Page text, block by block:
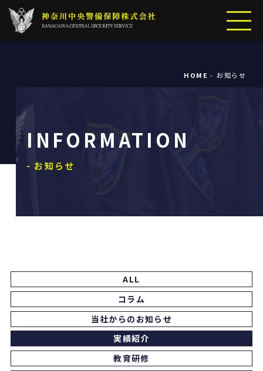
HOME お知らせ
INFORMATION
- お知らせ
ALL
コラム
当社からのお知らせ
実績紹介
教育研修